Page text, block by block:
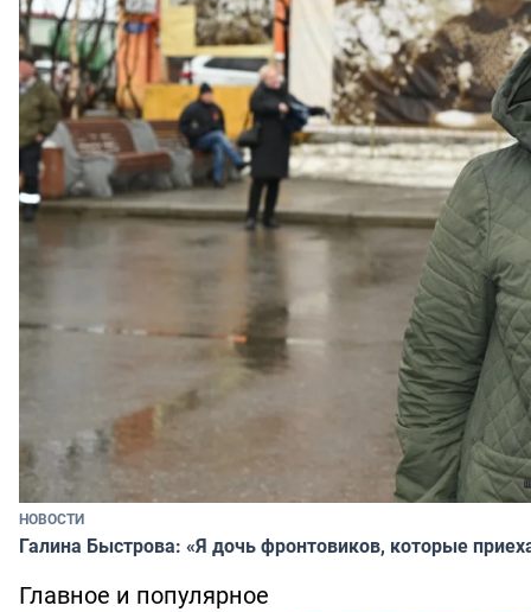
НОВОСТИ
Галина Быстрова: «Я дочь фронтовиков, которые
Главное и популярное